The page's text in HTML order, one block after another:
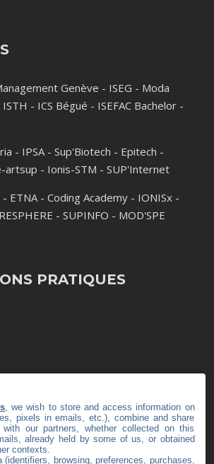
Genève - ISEG - Moda
ISTH - ICS Bégué - ISEFAC Bachelor -
- IPSA - Sup'Biotech - Epitech -
artsup - Ionis-STM - SUP'Internet
- ETNA - Coding Academy - IONISx -
- SUPINFO - MOD'SPE
PRATIQUES
, we wish to store and access information on
pixels in emails, etc.), combine and share
our partners, whether collected on this
already held by some of us, or obtained
contexts.
browsing, preferences, purchases,